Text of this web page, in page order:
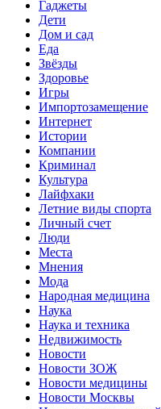
Гаджеты
Дети
Дом и сад
Еда
Звёзды
Здоровье
Игры
Импортозамещение
Интернет
Истории
Компании
Криминал
Культура
Лайфхаки
Летние виды спорта
Личный счет
Люди
Места
Мнения
Мода
Народная медицина
Наука
Наука и техника
Недвижимость
Новости
Новости ЗОЖ
Новости медицины
Новости Москвы